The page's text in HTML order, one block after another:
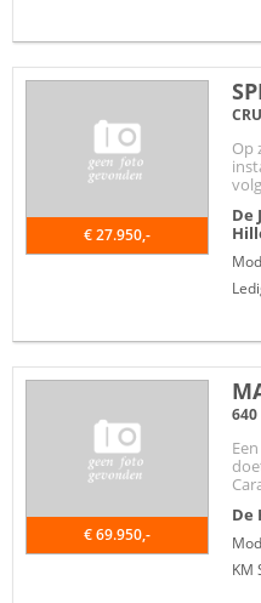
€ 27.950,-
Op
De
€ 69.950,-
De
KM